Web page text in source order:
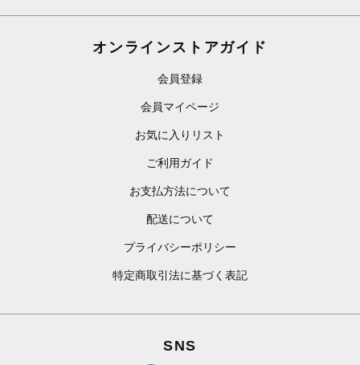
オンラインストアガイド
会員登録
会員マイページ
お気に入りリスト
ご利用ガイド
お支払方法について
配送について
プライバシーポリシー
特定商取引法に基づく表記
SNS